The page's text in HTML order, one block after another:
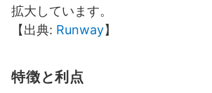
拡大しています。
【出典: Runway】
特徴と利点